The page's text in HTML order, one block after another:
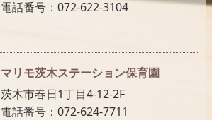
電話番号：072-622-3104
マリモ茨木ステーション保育園
茨木市春日1丁目4-12-2F
電話番号：072-624-7711